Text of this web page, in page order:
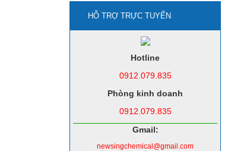
HỖ TRỢ TRỰC TUYẾN
Hotline
0912.079.835
Phòng kinh doanh
0912.079.835
Gmail:
newsingchemical@gmail.com